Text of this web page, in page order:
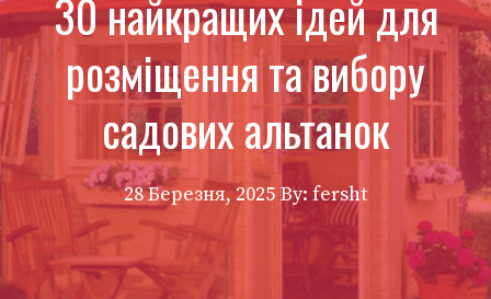
30 найкращих ідей для
розміщення та вибору
садових альтанок
28 Березня, 2025 By: fersht